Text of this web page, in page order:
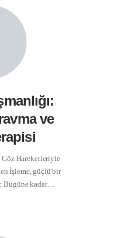
ve
Göz Hareketleriyle
İşleme, güçlü bir
Bugüne kadar…